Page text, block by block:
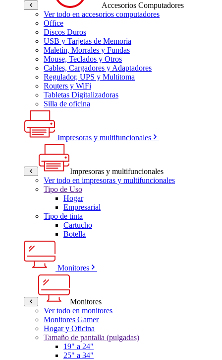
Accesorios Computadores
Ver todo en accesorios computadores
Office
Discos Duros
USB y Tarjetas de Memoria
Maletín, Morrales y Fundas
Mouse, Teclados y Otros
Cables, Cargadores y Adaptadores
Regulador, UPS y Multitoma
Routers y WiFi
Tabletas Digitalizadoras
Silla de oficina
Impresoras y multifuncionales
Impresoras y multifuncionales
Ver todo en impresoras y multifuncionales
Tipo de Uso
Hogar
Empresarial
Tipo de tinta
Cartucho
Botella
Monitores
Monitores
Ver todo en monitores
Monitores Gamer
Hogar y Oficina
Tamaño de pantalla (pulgadas)
19" a 24"
25" a 34"